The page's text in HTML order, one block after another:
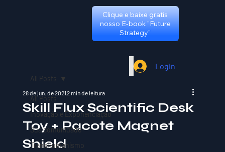
Clique e baixe gratis
nosso E-book "Future
Strategy"
Login
All Posts
Inovação e Exponenciação
Sua comunidade
TransHumanismo
All Posts
Skill Flux Scientific Desk
Toy + Pacote Magnet
Shield
28 de jun. de 20212 min de leitura